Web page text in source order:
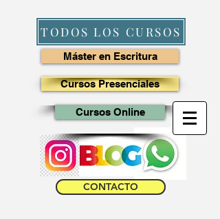
TODOS LOS CURSOS
Máster en Escritura
Cursos Presenciales
Cursos Online
CONTACTO